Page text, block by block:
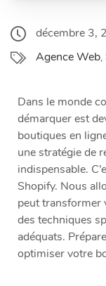
décembre 3,
Agence Web,
Dans le monde
démarquer est
boutiques en
une stratégie de
indispensable.
Shopify. Nous
peut transformer
des techniques
adéquats.
optimiser votre